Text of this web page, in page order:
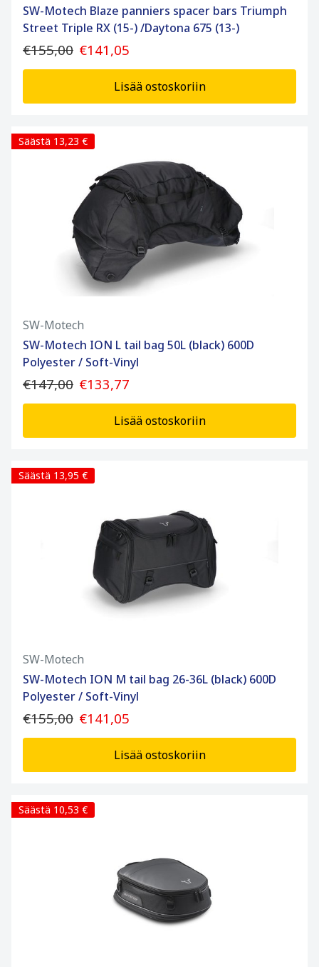
SW-Motech Blaze panniers spacer bars Triumph
Street Triple RX (15-) /Daytona 675 (13-)
€155,00 €141,05
Lisää ostoskoriin
Säästä 13,23 €
SW-Motech
SW-Motech ION L tail bag 50L (black) 600D
Polyester / Soft-Vinyl
€147,00 €133,77
Lisää ostoskoriin
Säästä 13,95 €
SW-Motech
SW-Motech ION M tail bag 26-36L (black) 600D
Polyester / Soft-Vinyl
€155,00 €141,05
Lisää ostoskoriin
Säästä 10,53 €